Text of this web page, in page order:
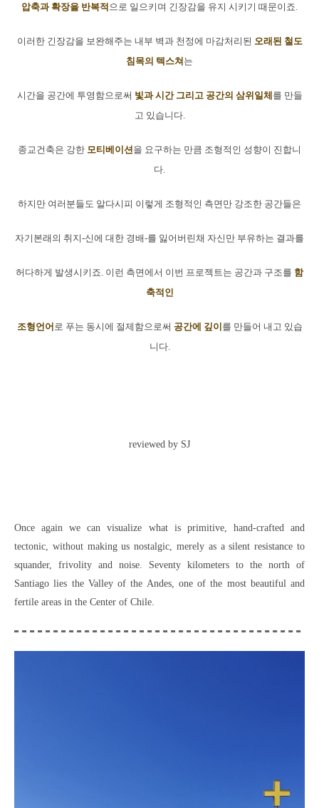
압축과 확장을 반복적 으로 일으키며 긴장감을 유지 시키기 때문이죠.
이러한 긴장감을 보완해주는 내부 벽과 천정에 마감처리된 오래된 철도
침목의 텍스쳐 는
시간을 공간에 투영함으로써 빛과 시간 그리고 공간의 삼위일체 를 만들
고 있습니다.
종교건축은 강한 모티베이션 을 요구하는 만큼 조형적인 성향이 진합니
다.
하지만 여러분들도 알다시피 이렇게 조형적인 측면만 강조한 공간들은
자기본래의 취지-신에 대한 경배-를 잃어버린채 자신만 부유하는 결과를
허다하게 발생시키죠. 이런 측면에서 이번 프로젝트는 공간과 구조를 함
축적인
조형언어 로 푸는 동시에 절제함으로써 공간에 깊이 를 만들어 내고 있습
니다.
reviewed by SJ
Once again we can visualize what is primitive, hand-crafted and
tectonic, without making us nostalgic, merely as a silent resistance to
squander, frivolity and noise. Seventy kilometers to the north of
Santiago lies the Valley of the Andes, one of the most beautiful and
fertile areas in the Center of Chile.